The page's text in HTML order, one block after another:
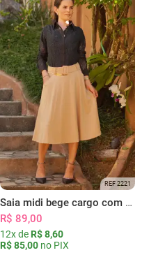
REF 2221
Saia midi bege cargo com bolsos
R$ 89,00
12x de R$ 8,60
R$ 85,00 no PIX